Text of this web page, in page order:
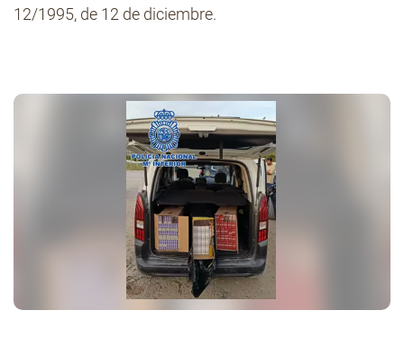
12/1995, de 12 de diciembre.